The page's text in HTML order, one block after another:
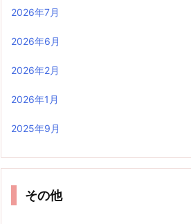
2026年7月
2026年6月
2026年2月
2026年1月
2025年9月
その他